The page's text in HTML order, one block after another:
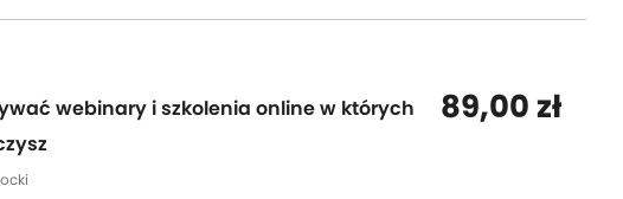
webinary i szkolenia online w których
89,00 zł